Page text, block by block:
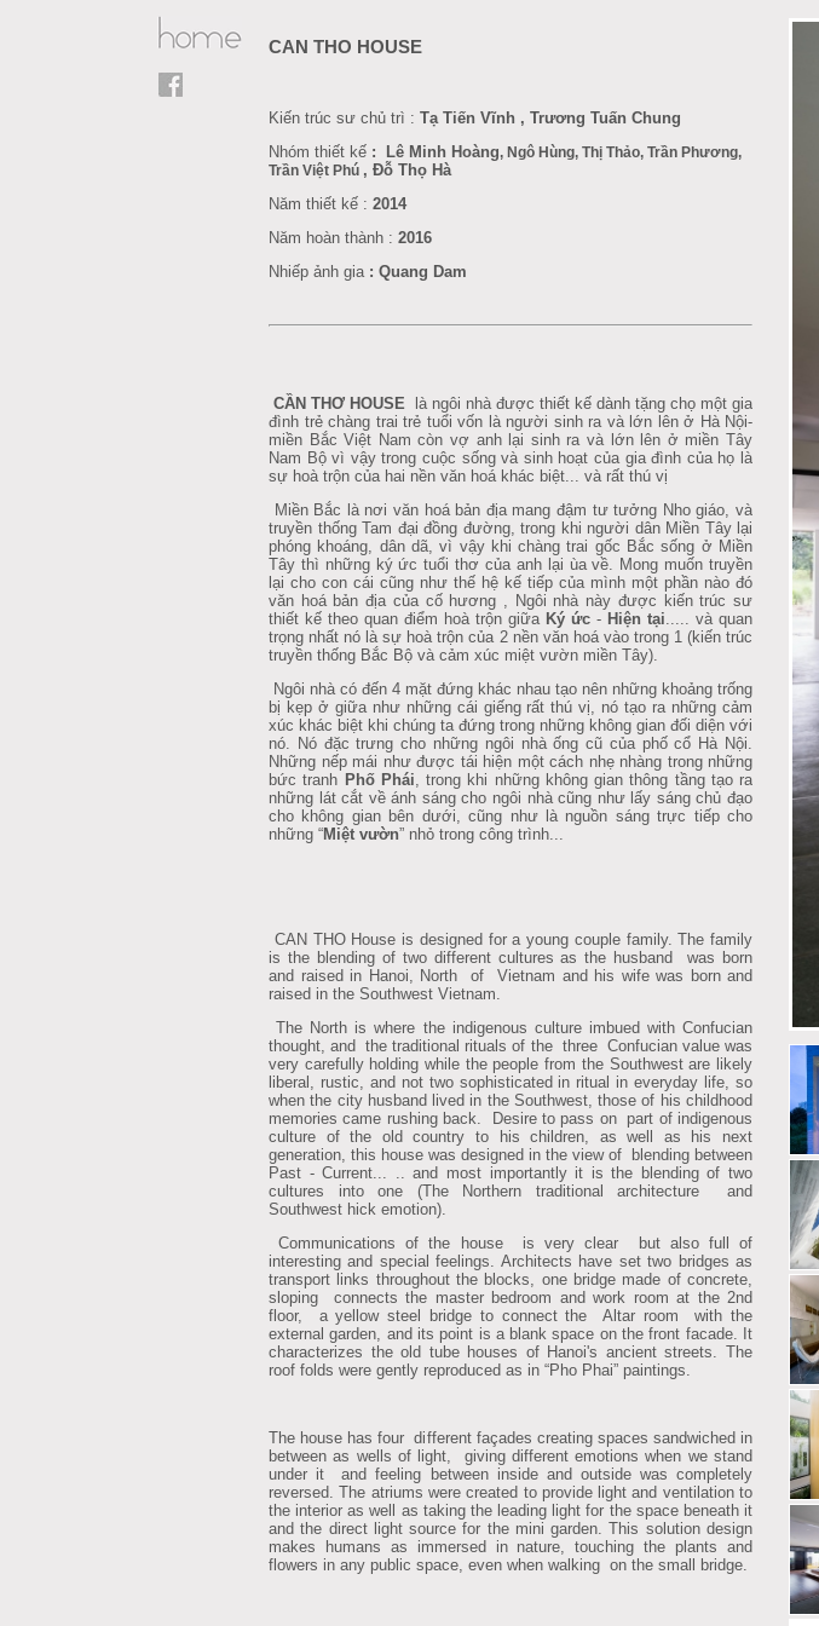
CAN THO HOUSE
Kiến trúc sư chủ trì : Tạ Tiến Vĩnh , Trương Tuấn Chung
Nhóm thiết kế : Lê Minh Hoàng, Ngô Hùng, Thị Thảo, Trần Phương,
Trần Việt Phú , Đỗ Thọ Hà
Năm thiết kế : 2014
Năm hoàn thành : 2016
Nhiếp ảnh gia: Quang Dam
CẦN THƠ HOUSE là ngôi nhà được thiết kế dành tặng chọ một gia
đình trẻ chàng trai trẻ tuổi vốn là người sinh ra và lớn lên ở Hà Nội-
miền Bắc Việt Nam còn vợ anh lại sinh ra và lớn lên ở miền Tây
Nam Bộ vì vậy trong cuộc sống và sinh hoạt của gia đình của họ là
sự hoà trộn của hai nền văn hoá khác biệt... và rất thú vị
Miền Bắc là nơi văn hoá bản địa mang đậm tư tưởng Nho giáo, và
truyền thống Tam đại đồng đường, trong khi người dân Miền Tây lại
phóng khoáng, dân dã, vì vậy khi chàng trai gốc Bắc sống ở Miền
Tây thì những ký ức tuổi thơ của anh lại ùa về. Mong muốn truyền
lại cho con cái cũng như thế hệ kế tiếp của mình một phần nào đó
văn hoá bản địa của cố hương , Ngôi nhà này được kiến trúc sư
thiết kế theo quan điểm hoà trộn giữa Ký ức - Hiện tại ..... và quan
trọng nhất nó là sự hoà trộn của 2 nền văn hoá vào trong 1 (kiến trúc
truyền thống Bắc Bộ và cảm xúc miệt vườn miền Tây).
Ngôi nhà có đến 4 mặt đứng khác nhau tạo nên những khoảng trống
bị kẹp ở giữa như những cái giếng rất thú vị, nó tạo ra những cảm
xúc khác biệt khi chúng ta đứng trong những không gian đối diện với
nó. Nó đặc trưng cho những ngôi nhà ống cũ của phố cổ Hà Nội.
Những nếp mái như được tái hiện một cách nhẹ nhàng trong những
bức tranh Phố Phái , trong khi những không gian thông tầng tạo ra
những lát cắt về ánh sáng cho ngôi nhà cũng như lấy sáng chủ đạo
cho không gian bên dưới, cũng như là nguồn sáng trực tiếp cho
những “Miệt vườn” nhỏ trong công trình...
CAN THO House is designed for a young couple family. The family
is the blending of two different cultures as the husband was born
and raised in Hanoi, North of Vietnam and his wife was born and
raised in the Southwest Vietnam.
The North is where the indigenous culture imbued with Confucian
thought, and the traditional rituals of the three Confucian value was
very carefully holding while the people from the Southwest are likely
liberal, rustic, and not two sophisticated in ritual in everyday life, so
when the city husband lived in the Southwest, those of his childhood
memories came rushing back. Desire to pass on part of indigenous
culture of the old country to his children, as well as his next
generation, this house was designed in the view of blending between
Past - Current... .. and most importantly it is the blending of two
cultures into one (The Northern traditional architecture and
Southwest hick emotion).
Communications of the house is very clear but also full of
interesting and special feelings. Architects have set two bridges as
transport links throughout the blocks, one bridge made of concrete,
sloping connects the master bedroom and work room at the 2nd
floor, a yellow steel bridge to connect the Altar room with the
external garden, and its point is a blank space on the front facade. It
characterizes the old tube houses of Hanoi's ancient streets. The
roof folds were gently reproduced as in “Pho Phai” paintings.
The house has four different façades creating spaces sandwiched in
between as wells of light, giving different emotions when we stand
under it and feeling between inside and outside was completely
reversed. The atriums were created to provide light and ventilation to
the interior as well as taking the leading light for the space beneath it
and the direct light source for the mini garden. This solution design
makes humans as immersed in nature, touching the plants and
flowers in any public space, even when walking on the small bridge.